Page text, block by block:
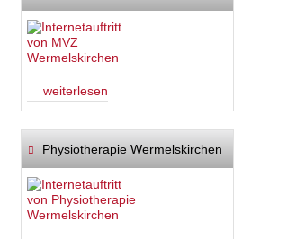
weiterlesen
Physiotherapie Wermelskirchen